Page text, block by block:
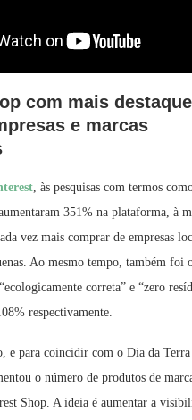
com mais
e marcas
, às pesquisas com termos
351% na plataforma, à
vez mais comprar de empresas
Ao mesmo tempo, também foi
correta” e “zero
respectivamente.
e para coincidir com o Dia da
o número de produtos de
Shop. A ideia é aumentar a